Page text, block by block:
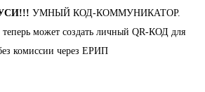
УМНЫЙ КОД-КОММУНИКАТОР.
может создать личный QR-КОД для
комиссии через ЕРИП